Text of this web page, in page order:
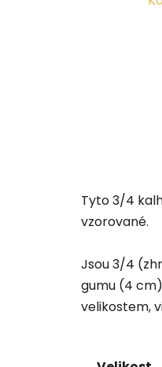
Tyto 3/4
vzorované.
Jsou 3/4
gumu (4
velikostem,